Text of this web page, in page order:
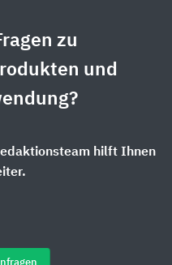
zu
und
hilft Ihnen